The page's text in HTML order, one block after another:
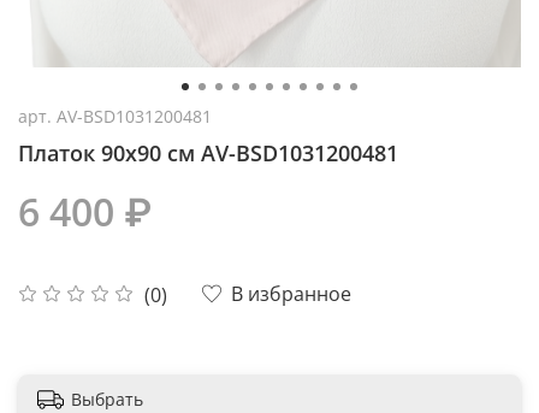
арт. AV-BSD1031200481
Платок 90x90 см AV-BSD1031200481
(0) В избранное
6 400 ₽
Выбрать